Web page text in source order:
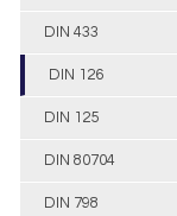
DIN 433
DIN 126
DIN 125
DIN 80704
DIN 798